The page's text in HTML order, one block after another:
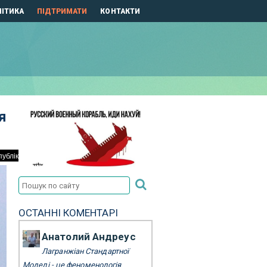
ПІДТРИМАТИ КОНТАКТИ
ОСТАННІ КОМЕНТАРІ
Анатолий Андреус
Лагранжіан Стандартної
Моделі - це феноменологія